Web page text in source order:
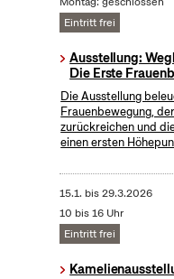
Eintritt frei
Ausstellung:
Die Erste
Die Ausstellung
Frauenbewegung,
zurückreichen und
einen ersten
15.1. bis29.3.2026
10 bis 16 Uhr
Eintritt frei